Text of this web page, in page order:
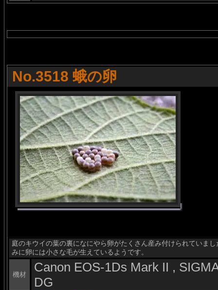
No.3518 蛾の卵
庭のキウイの葉の裏になにやら卵がたくさん産み付けられていま
みに卵には小さな毛が生えているようです。
機材
Canon EOS-1Ds Mark II ,
DG